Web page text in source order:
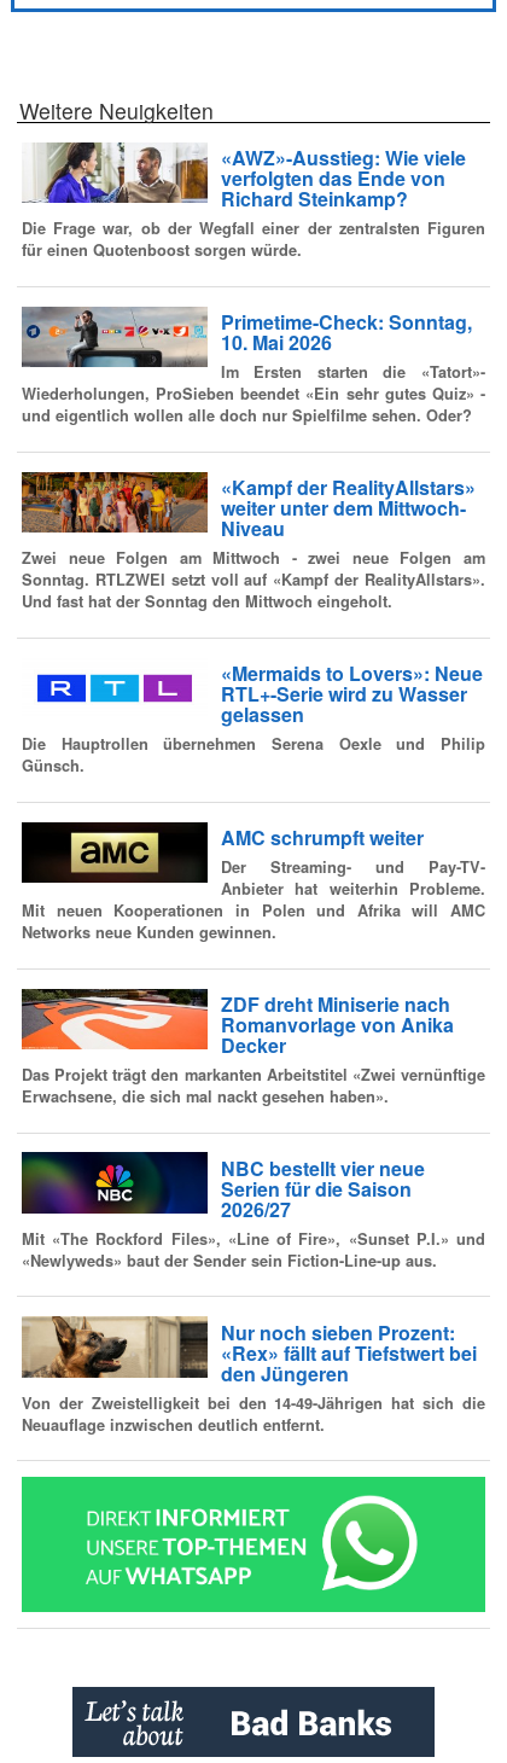
Weitere Neuigkeiten
«AWZ»-Ausstieg: Wie viele
verfolgten das Ende von
Richard Steinkamp?
Die Frage war, ob der Wegfall einer der zentralsten Figuren
für einen Quotenboost sorgen würde.
Primetime-Check: Sonntag,
10. Mai 2026
Im Ersten starten die «Tatort»-
Wiederholungen, ProSieben beendet «Ein sehr gutes Quiz» -
und eigentlich wollen alle doch nur Spielfilme sehen. Oder?
«Kampf der RealityAllstars»
weiter unter dem Mittwoch-
Niveau
Zwei neue Folgen am Mittwoch - zwei neue Folgen am
Sonntag. RTLZWEI setzt voll auf «Kampf der RealityAllstars».
Und fast hat der Sonntag den Mittwoch eingeholt.
«Mermaids to Lovers»: Neue
RTL+-Serie wird zu Wasser
gelassen
Die Hauptrollen übernehmen Serena Oexle und Philip
Günsch.
AMC schrumpft weiter
Der Streaming- und Pay-TV-
Anbieter hat weiterhin Probleme.
Mit neuen Kooperationen in Polen und Afrika will AMC
Networks neue Kunden gewinnen.
ZDF dreht Miniserie nach
Romanvorlage von Anika
Decker
Das Projekt trägt den markanten Arbeitstitel «Zwei vernünftige
Erwachsene, die sich mal nackt gesehen haben».
NBC bestellt vier neue
Serien für die Saison
2026/27
Mit «The Rockford Files», «Line of Fire», «Sunset P.I.» und
«Newlyweds» baut der Sender sein Fiction-Line-up aus.
Nur noch sieben Prozent:
«Rex» fällt auf Tiefstwert bei
den Jüngeren
Von der Zweistelligkeit bei den 14-49-Jährigen hat sich die
Neuauflage inzwischen deutlich entfernt.